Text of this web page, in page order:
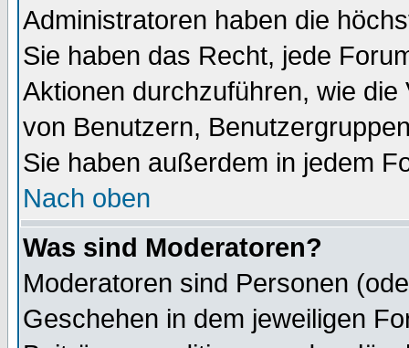
Administratoren haben die
Sie haben das Recht, jede
Aktionen durchzuführen, wie
von Benutzern,
Sie haben außerdem in jedem
Nach oben
Was sind Moderatoren?
Moderatoren sind Personen
Geschehen in dem jeweiligen